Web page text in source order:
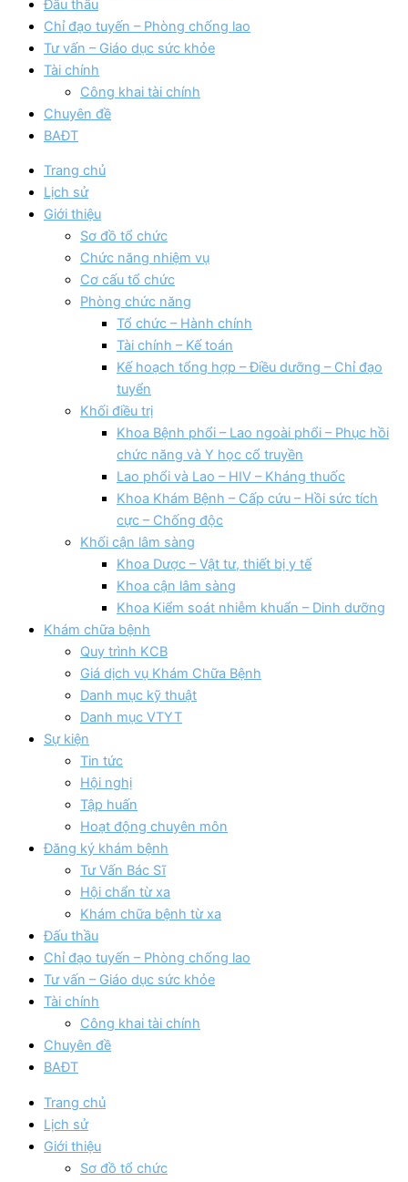
Đấu thầu
Chỉ đạo tuyến – Phòng chống lao
Tư vấn – Giáo dục sức khỏe
Tài chính
Công khai tài chính
Chuyên đề
BAĐT
Trang chủ
Lịch sử
Giới thiệu
Sơ đồ tổ chức
Chức năng nhiệm vụ
Cơ cấu tổ chức
Phòng chức năng
Tổ chức – Hành chính
Tài chính – Kế toán
Kế hoạch tổng hợp – Điều dưỡng – Chỉ đạo
tuyển
Khối điều trị
Khoa Bệnh phổi – Lao ngoài phổi – Phục hồi
chức năng và Y học cổ truyền
Lao phổi và Lao – HIV – Kháng thuốc
Khoa Khám Bệnh – Cấp cứu – Hồi sức tích
cực – Chống độc
Khối cận lâm sàng
Khoa Dược – Vật tư, thiết bị y tế
Khoa cận lâm sàng
Khoa Kiểm soát nhiễm khuẩn – Dinh dưỡng
Khám chữa bệnh
Quy trình KCB
Giá dịch vụ Khám Chữa Bệnh
Danh mục kỹ thuật
Danh mục VTYT
Sự kiện
Tin tức
Hội nghị
Tập huấn
Hoạt động chuyên môn
Đăng ký khám bệnh
Tư Vấn Bác Sĩ
Hội chẩn từ xa
Khám chữa bệnh từ xa
Đấu thầu
Chỉ đạo tuyến – Phòng chống lao
Tư vấn – Giáo dục sức khỏe
Tài chính
Công khai tài chính
Chuyên đề
BAĐT
Trang chủ
Lịch sử
Giới thiệu
Sơ đồ tổ chức